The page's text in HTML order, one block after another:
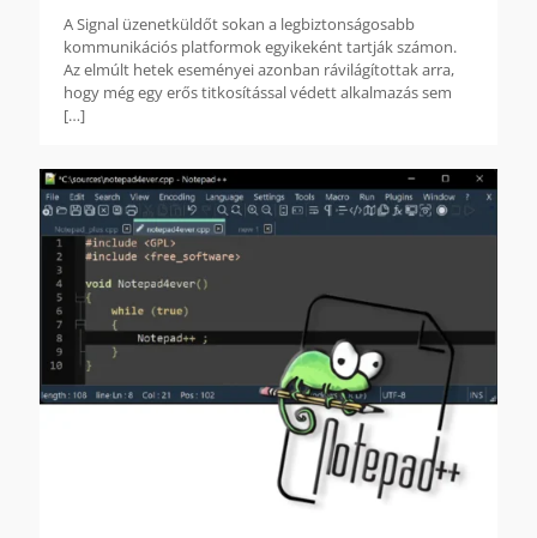
A Signal üzenetküldőt sokan a legbiztonságosabb
kommunikációs platformok egyikeként tartják számon.
Az elmúlt hetek eseményei azonban rávilágítottak arra,
hogy még egy erős titkosítással védett alkalmazás sem
[…]